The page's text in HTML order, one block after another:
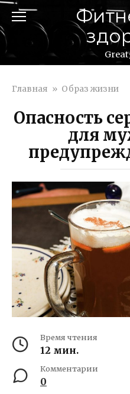
Перейти
контенту
Главная » Образ жизни
Опасность
для
Время чтения
12 мин.
Комментарии
0